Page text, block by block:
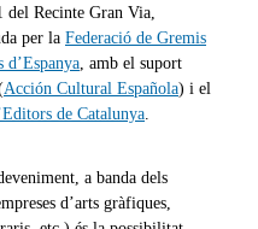
del Recinte Gran Via,
per la Federació de Gremis
d’Espanya , amb el suport
Acción Cultural Española) i el
de Catalunya
a banda dels
d’arts gràfiques,